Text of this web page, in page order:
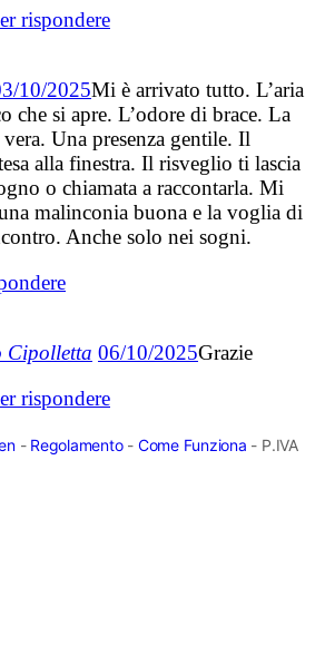
rispondere
10/2025Mi è arrivato tutto. L’aria
che si apre. L’odore di brace. La
Una presenza gentile. Il
alla finestra. Il risveglio ti lascia
o chiamata a raccontarla. Mi
malinconia buona e la voglia di
Anche solo nei sogni.
Cipolletta 06/10/2025Grazie
rispondere
- Regolamento- Come Funziona - P.IVA